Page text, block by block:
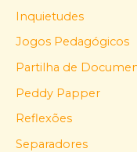
Inquietudes
Jogos Pedagógicos
Partilha de
Peddy Papper
Reflexões
Separadores